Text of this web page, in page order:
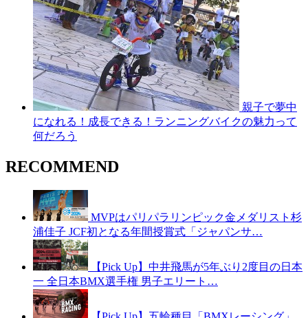
親子で夢中
になれる！成長できる！ランニングバイクの魅力って
何だろう
RECOMMEND
MVPはパリパラリンピック金メダリスト杉
浦佳子 JCF初となる年間授賞式「ジャパンサ…
【Pick Up】中井飛馬が5年ぶり2度目の日本
一 全日本BMX選手権 男子エリート…